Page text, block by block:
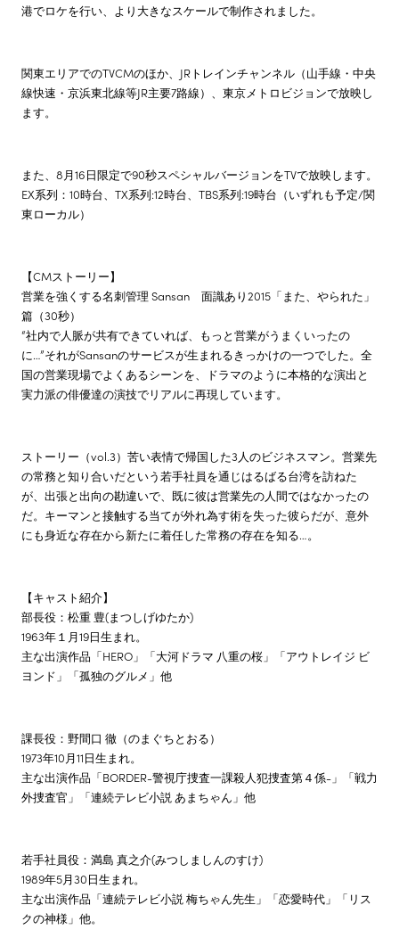
港でロケを行い、より大きなスケールで制作されました。
関東エリアでのTVCMのほか、JRトレインチャンネル（山手線・中央
線快速・京浜東北線等JR主要7路線）、東京メトロビジョンで放映し
ます。
また、8月16日限定で90秒スペシャルバージョンをTVで放映します。
EX系列：10時台、TX系列:12時台、TBS系列:19時台（いずれも予定/関
東ローカル）
【CMストーリー】
営業を強くする名刺管理 Sansan 面識あり2015「また、やられた」
篇（30秒）
“社内で人脈が共有できていれば、もっと営業がうまくいったの
に…”それがSansanのサービスが生まれるきっかけの一つでした。全
国の営業現場でよくあるシーンを、ドラマのように本格的な演出と
実力派の俳優達の演技でリアルに再現しています。
ストーリー（vol.3）苦い表情で帰国した3人のビジネスマン。営業先
の常務と知り合いだという若手社員を通じはるばる台湾を訪ねた
が、出張と出向の勘違いで、既に彼は営業先の人間ではなかったの
だ。キーマンと接触する当てが外れ為す術を失った彼らだが、意外
にも身近な存在から新たに着任した常務の存在を知る…。
【キャスト紹介】
部長役：松重 豊(まつしげゆたか)
1963年１月19日生まれ。
主な出演作品「HERO」「大河ドラマ 八重の桜」「アウトレイジ ビ
ヨンド」「孤独のグルメ」他
課長役：野間口 徹（のまぐちとおる）
1973年10月11日生まれ。
主な出演作品「BORDER-警視庁捜査一課殺人犯捜査第４係-」「戦力
外捜査官」「連続テレビ小説 あまちゃん」他
若手社員役：満島 真之介(みつしましんのすけ)
1989年5月30日生まれ。
主な出演作品「連続テレビ小説 梅ちゃん先生」「恋愛時代」「リス
クの神様」他。